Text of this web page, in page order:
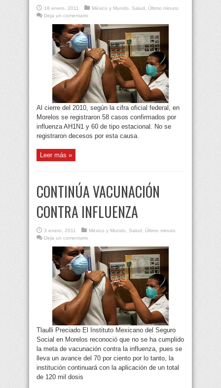
18 enero, 2011 México y Mundo Salud
Último minuto
Deja un comentario
Al cierre del 2010, según la cifra oficial federal, en
Morelos se registraron 58 casos confirmados por
influenza AH1N1 y 60 de tipo estacional. No se
registraron decesos por esta causa.
Leer más »
CONTINÚA VACUNACIÓN
CONTRA INFLUENZA
3 enero, 2011 México y Mundo Salud
Último minuto
Deja un comentario
Tlaulli Preciado El Instituto Mexicano del Seguro
Social en Morelos reconoció que no se ha cumplido
la meta de vacunación contra la influenza, pues se
lleva un avance del 70 por ciento por lo tanto, la
institución continuará con la aplicación de un total
de 120 mil dosis